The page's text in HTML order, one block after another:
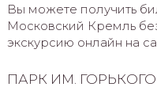
Вы можете получить
Московский Кремль
экскурсию онлайн на
ПАРК ИМ. ГОРЬКОГО